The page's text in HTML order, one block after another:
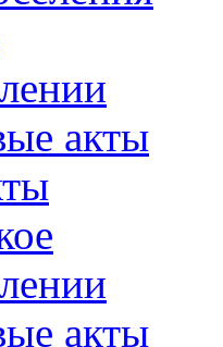
акты
акты